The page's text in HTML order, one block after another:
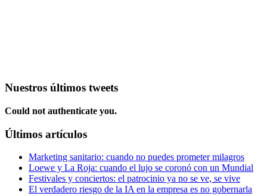
Nuestros últimos tweets
Could not authenticate you.
Últimos artículos
Marketing sanitario: cuando no puedes prometer milagros
Loewe y La Roja: cuando el lujo se coronó con un Mundial
Festivales y conciertos: el patrocinio ya no se ve, se vive
El verdadero riesgo de la IA en la empresa es no gobernarla